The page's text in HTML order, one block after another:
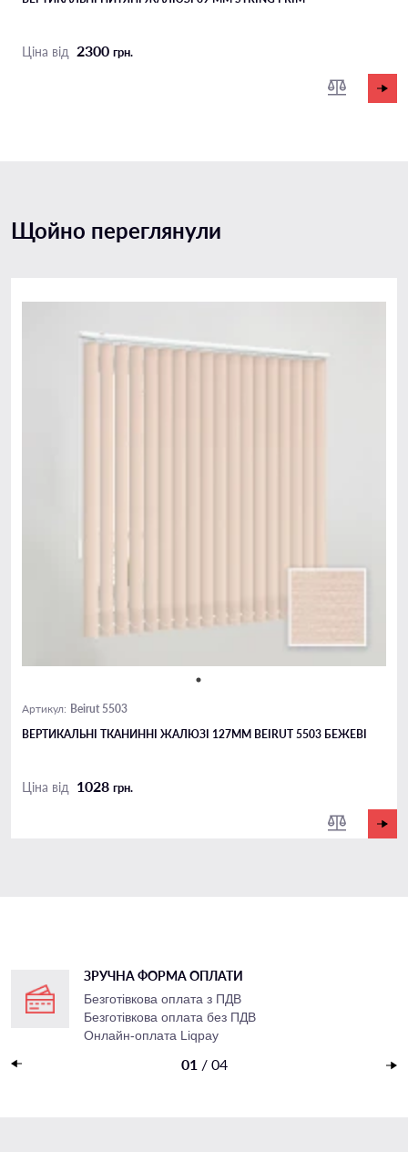
Ціна від 2300 грн.
Щойно переглянули
Артикул: Beirut 5503
ВЕРТИКАЛЬНІ ТКАНИННІ ЖАЛЮЗІ 127ММ BEIRUT 5503 БЕЖЕВІ
Ціна від 1028 грн.
ЗРУЧНА ФОРМА ОПЛАТИ
Безготівкова оплата з ПДВ
Безготівкова оплата без ПДВ
Онлайн-оплата Liqpay
01 / 04